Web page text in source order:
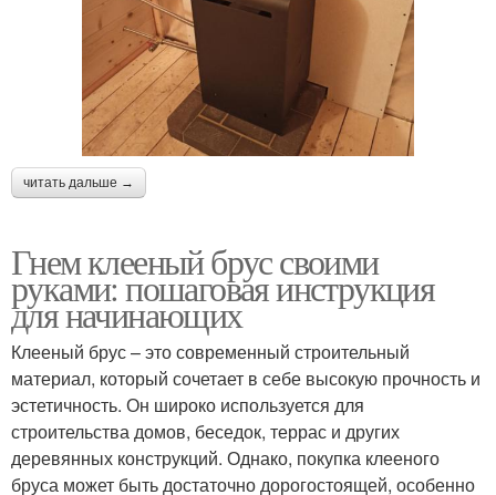
читать дальше →
Гнем клееный брус своими
руками: пошаговая инструкция
для начинающих
Клееный брус – это современный строительный
материал, который сочетает в себе высокую прочность и
эстетичность. Он широко используется для
строительства домов, беседок, террас и других
деревянных конструкций. Однако, покупка клееного
бруса может быть достаточно дорогостоящей, особенно